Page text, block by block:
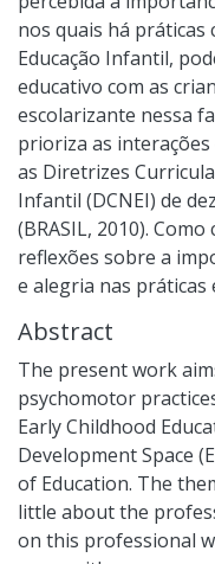
nos quais há práticas
Educação Infantil,
educativo com as
escolarizante nessa
prioriza as
as Diretrizes
Infantil (DCNEI) de
(BRASIL, 2010).
reflexões sobre a
e alegria nas práticas
Abstract
The present work
psychomotor
Early Childhood
Development Space
of Education. The
little about the
on this professional